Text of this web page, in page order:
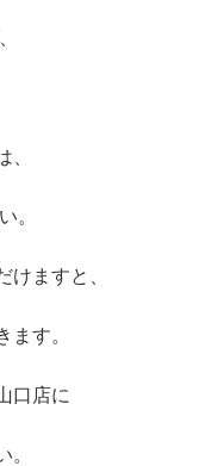
、
。
けますと、
ます。
口店に
。